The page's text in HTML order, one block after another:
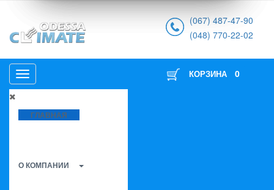
(067) 487-47-90
(048) 770-22-02
ГЛАВНАЯ
О КОМПАНИИ
КОРЗИНА 0